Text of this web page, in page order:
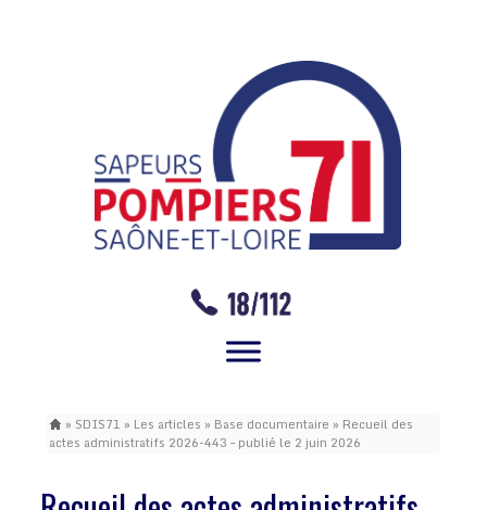
» SDIS71 » Les articles » Base documentaire » Recueil des
actes administratifs 2026-443 – publié le 2 juin 2026